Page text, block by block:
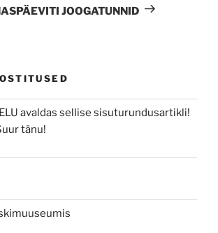
JOOGATUNNID
avaldas sellise sisuturundusartikli!
tänu!